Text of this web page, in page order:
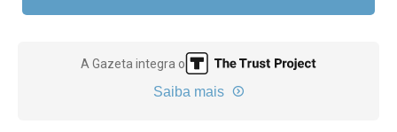
A Gazeta integra o
Saiba mais